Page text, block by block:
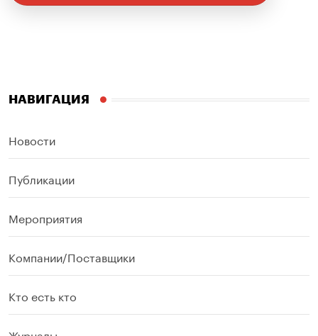
НАВИГАЦИЯ
Новости
Публикации
Мероприятия
Компании/Поставщики
Кто есть кто